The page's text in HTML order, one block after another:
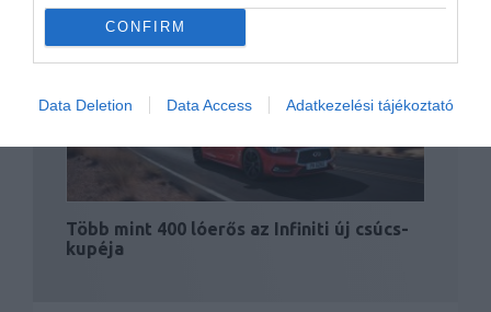
CONFIRM
Data Deletion Data Access Adatkezelési tájékoztató
Új képek az Infiniti retró F1-es autójáról
Több mint 400 lóerős az Infiniti új csúcs-
kupéja